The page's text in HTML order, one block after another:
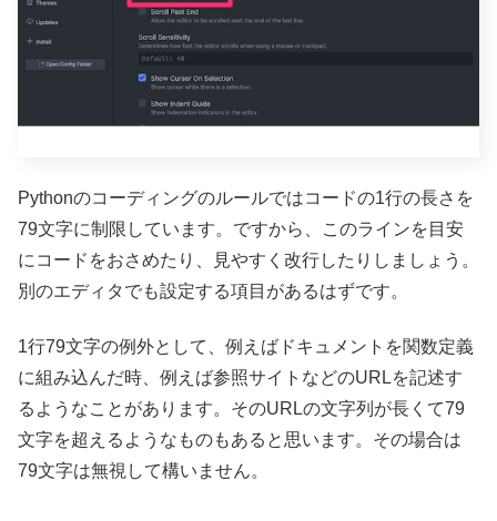
Pythonのコーディングのルールではコードの1行の長さを
79文字に制限しています。ですから、このラインを目安
にコードをおさめたり、見やすく改行したりしましょう。
別のエディタでも設定する項目があるはずです。
1行79文字の例外として、例えばドキュメントを関数定義
に組み込んだ時、例えば参照サイトなどのURLを記述す
るようなことがあります。そのURLの文字列が長くて79
文字を超えるようなものもあると思います。その場合は
79文字は無視して構いません。